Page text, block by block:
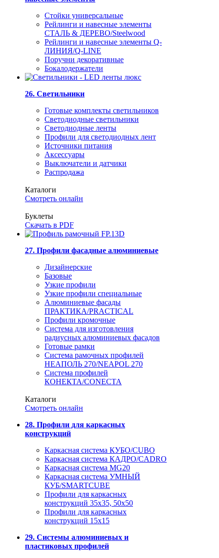
Стойки универсальные
Рейлинги и навесные элементы
СТАЛЬ & ДЕРЕВО/Steelwood
Рейлинги и навесные элементы Q-
ЛИНИЯ/Q-LINE
Поручни декоративные
Бокалодержатели
26. Светильники
Готовые комплекты светильников
Светодиодные светильники
Светодиодные ленты
Профили для светодиодных лент
Источники питания
Аксессуары
Выключатели и датчики
Распродажа
Каталоги
Смотреть онлайн
Буклеты
Скачать в PDF
27. Профили фасадные алюминиевые
Дизайнерские
Базовые
Узкие профили
Узкие профили специальные
Алюминиевые фасады
ПРАКТИКА/PRACTICAL
Профили кромочные
Система для изготовления
радиусных алюминиевых фасадов
Готовые рамки
Система рамочных профилей
НЕАПОЛЬ 270/NEAPOL 270
Система профилей
КОНЕКТА/CONECTA
Каталоги
Смотреть онлайн
28. Профили для каркасных
конструкций
Каркасная система КУБО/CUBO
Каркасная система КАДРО/CADRO
Каркасная система MG20
Каркасная система УМНЫЙ
КУБ/SMARTCUBE
Профили для каркасных
конструкций 35x35, 50x50
Профили для каркасных
конструкций 15х15
29. Системы алюминиевых и
пластиковых профилей